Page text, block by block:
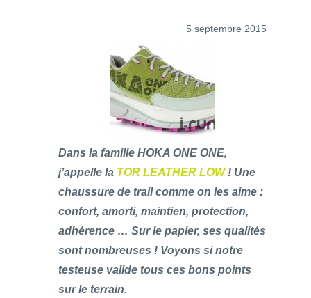
5 septembre 2015
Dans la famille HOKA ONE ONE,
j’appelle la TOR LEATHER LOW! Une
chaussure de trail comme on les aime :
confort, amorti, maintien, protection,
adhérence … Sur le papier, ses qualités
sont nombreuses ! Voyons si notre
testeuse valide tous ces bons points
sur le terrain.